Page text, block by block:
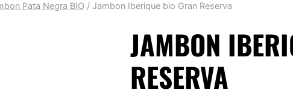
Pata Negra BIO / Jambon Iberique bio Gran Reserva
JAMBON
RESERVA